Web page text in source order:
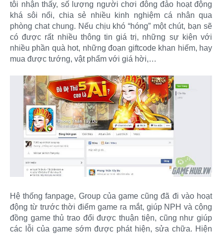
tôi nhận thấy, số lượng người chơi đông đảo hoạt động
khá sôi nổi, chia sẻ nhiều kinh nghiệm cá nhân qua
phòng chat chung. Nếu chịu khó “hóng” một chút, bạn sẽ
có được rất nhiều thông tin giá trị, những sự kiện với
nhiều phần quà hot, những đoạn giftcode khan hiếm, hay
mua được tướng, vật phẩm với giá hời,…
Hệ thống fanpage, Group của game cũng đã đi vào hoạt
động từ trước thời điểm game ra mắt, giúp NPH và cộng
đồng game thủ trao đổi được thuận tiện, cũng như giúp
các lỗi của game sớm được phát hiện, sửa chữa. Hiện